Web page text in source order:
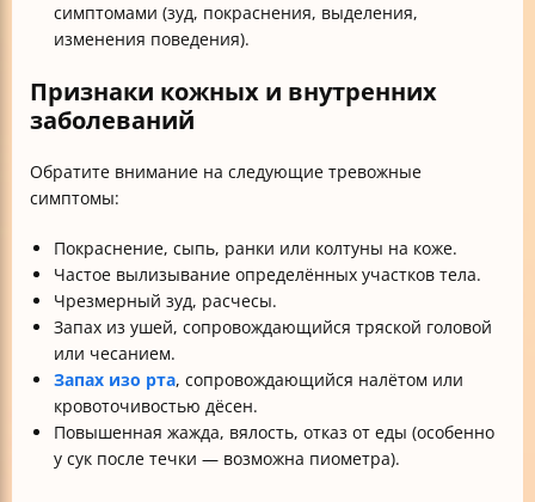
симптомами (зуд, покраснения, выделения,
изменения поведения).
Признаки кожных и внутренних
заболеваний
Обратите внимание на следующие тревожные
симптомы:
Покраснение, сыпь, ранки или колтуны на коже.
Частое вылизывание определённых участков тела.
Чрезмерный зуд, расчесы.
Запах из ушей, сопровождающийся тряской головой
или чесанием.
Запах изо рта, сопровождающийся налётом или
кровоточивостью дёсен.
Повышенная жажда, вялость, отказ от еды (особенно
у сук после течки — возможна пиометра).